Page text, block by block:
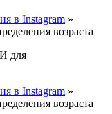
в Instagram »
возраста
в Instagram »
возраста